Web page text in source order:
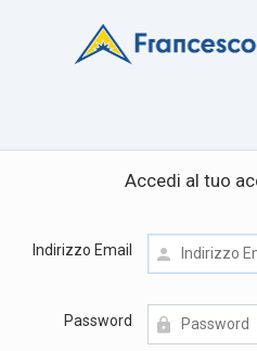
Accedi al tuo
Indirizzo Email
Password